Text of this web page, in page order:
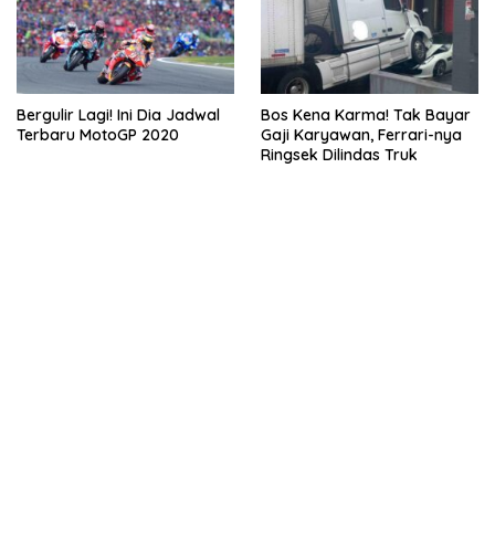
Bergulir Lagi! Ini Dia Jadwal
Terbaru MotoGP 2020
Bos Kena Karma! Tak Bayar
Gaji Karyawan, Ferrari-nya
Ringsek Dilindas Truk